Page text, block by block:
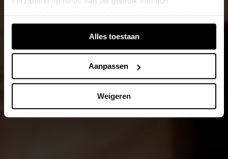
verschillende apparaten of browsers samengevoegd via
de extra verwerkte login-ID.Alles toestaan
Aanpassen
Weigeren